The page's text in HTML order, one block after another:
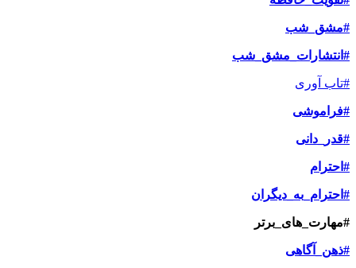
#مشق_شب
#انتشارات_مشق_شب
#تاب آوری
#فراموشی
#قدر_دانی
#احترام
#احترام_به_دیگران
#مهارت_های_برتر
#ذهن_آگاهی